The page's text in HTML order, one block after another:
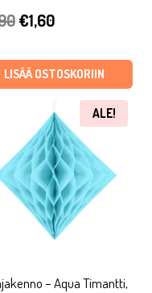
Alkuperäinen
oli:
€1,60Nykyinen
on:
€1,60.
LISÄÄ OSTOSKORIIN
ALE!
– Aqua Timantti,